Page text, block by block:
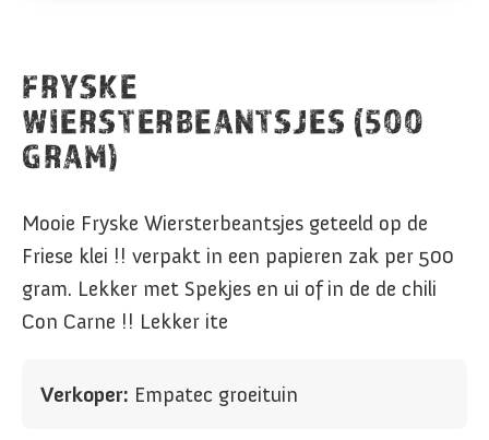
FRYSKE
WIERSTERBEANTSJES (500
GRAM)
Mooie Fryske Wiersterbeantsjes geteeld op de
Friese klei !! verpakt in een papieren zak per 500
gram. Lekker met Spekjes en ui of in de de chili
Con Carne !! Lekker ite
Verkoper: Empatec groeituin